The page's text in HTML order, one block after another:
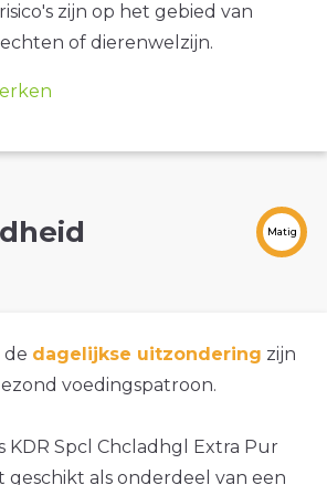
zijn op het gebied van
of dierenwelzijn.
Matig
dagelijkse uitzondering zijn
voedingspatroon.
KDR Spcl Chcladhgl Extra Pur
geschikt als onderdeel van een